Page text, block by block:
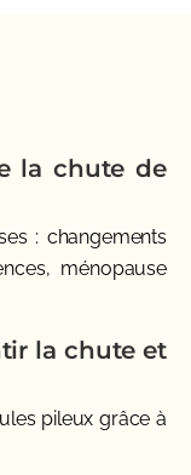
la chute de
: changements
ménopause
la chute et
pileux grâce à